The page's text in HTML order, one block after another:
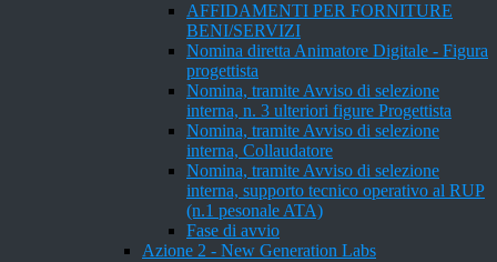
AFFIDAMENTI PER FORNITURE
BENI/SERVIZI
Nomina diretta Animatore Digitale - Figura
progettista
Nomina, tramite Avviso di selezione
interna, n. 3 ulteriori figure Progettista
Nomina, tramite Avviso di selezione
interna, Collaudatore
Nomina, tramite Avviso di selezione
interna, supporto tecnico operativo al RUP
(n.1 pesonale ATA)
Fase di avvio
Azione 2 - New Generation Labs